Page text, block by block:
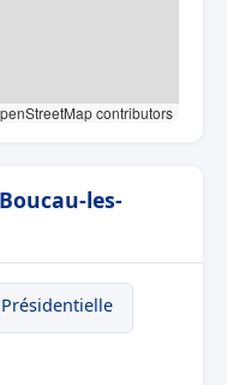
contributors
les-